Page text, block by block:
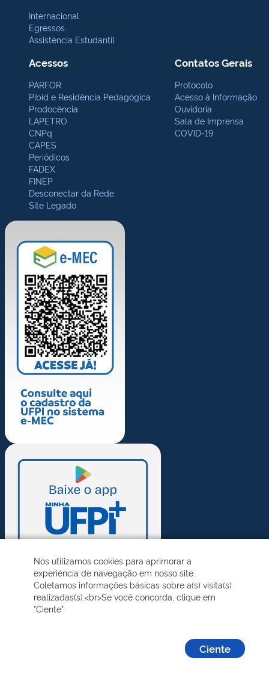
Internacional
Egressos
Assistência Estudantil
Acessos
PARFOR
Pibid e Residência Pedagógica
Prodocência
LAPETRO
CNPq
CAPES
Periódicos
FADEX
FINEP
Desconectar da Rede
Site Legado
Contatos Gerais
Protocolo
Acesso à Informação
Ouvidoria
Sala de Imprensa
COVID-19
Nós utilizamos cookies para aprimorar a
experiência de navegação em nosso site.
Coletamos informações básicas sobre a(s) visita(s)
realizadas(s).<br>Se você concorda, clique em
"Ciente".
Ciente